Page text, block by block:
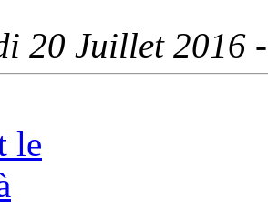
20 Juillet 2016